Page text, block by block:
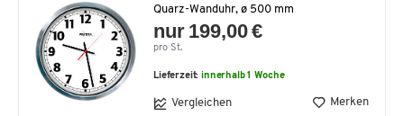
Quarz-Wanduhr, ø 500 mm
nur 199,00 €
pro St.
Lieferzeit:innerhalb 1 Woche
Vergleichen Merken